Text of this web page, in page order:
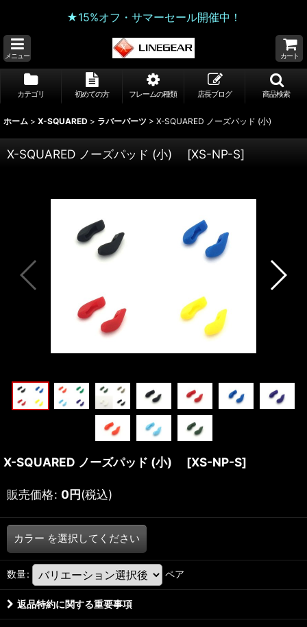
★15%オフ・サマーセール開催中！
メニュー カート
カテゴリ 初めての方 フレームの種類 店長ブログ 商品検索
ホーム > X-SQUARED > ラバーパーツ > X-SQUARED ノーズパッド (小)
X-SQUARED ノーズパッド (小) [XS-NP-S]
X-SQUARED ノーズパッド (小) [XS-NP-S]
販売価格: 0円(税込)
カラー を選択してください
数量: ペア
返品特約に関する重要事項